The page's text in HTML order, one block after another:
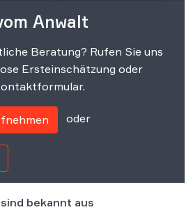
Anwalt
Beratung? Rufen Sie uns
Ersteinschätzung oder
oder
bekannt aus